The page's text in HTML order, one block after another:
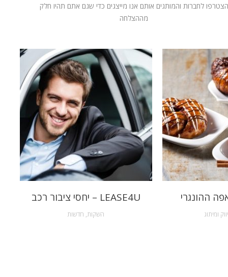
הצטרפו לחברות והמותגים אותם אנו מייצגים כדי שגם אתם תהיו חלק
מההצלחה
LEASE4U – יחסי ציבור רכב
השקות, חדשות
ההונגרי
ומיתוג